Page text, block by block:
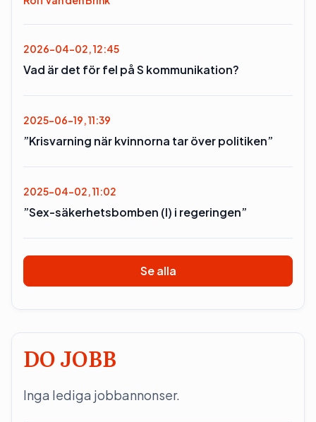
2026-04-02, 12:45
Vad är det för fel på S kommunikation?
2025-06-19, 11:39
”Krisvarning när kvinnorna tar över politiken”
2025-04-02, 11:02
”Sex-säkerhetsbomben (l) i regeringen”
Se alla
DO JOBB
Inga lediga jobbannonser.